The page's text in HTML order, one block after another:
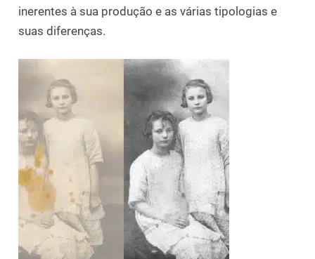
inerentes à sua produção e as várias tipologias e
suas diferenças.